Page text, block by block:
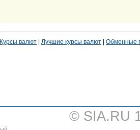
Курсы валют Лучшие курсы валют Обменные
© SIA.RU